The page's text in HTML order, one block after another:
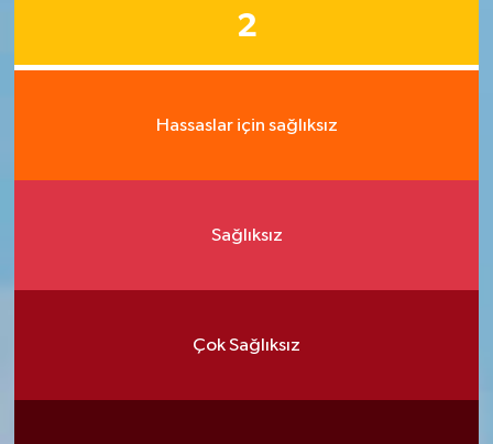
2
Hassaslar için sağlıksız
Sağlıksız
Çok Sağlıksız